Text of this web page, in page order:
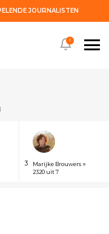
JOURNALISTEN
3
Marijke Brouwers ⭐
2320 uit 7
!